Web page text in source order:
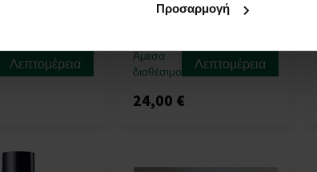
Προσαρμογή
Λεπτομέρεια
Tester - Άνδρες
Άμεσα
διαθέσιμο
Λεπτομέρεια
24,00 €